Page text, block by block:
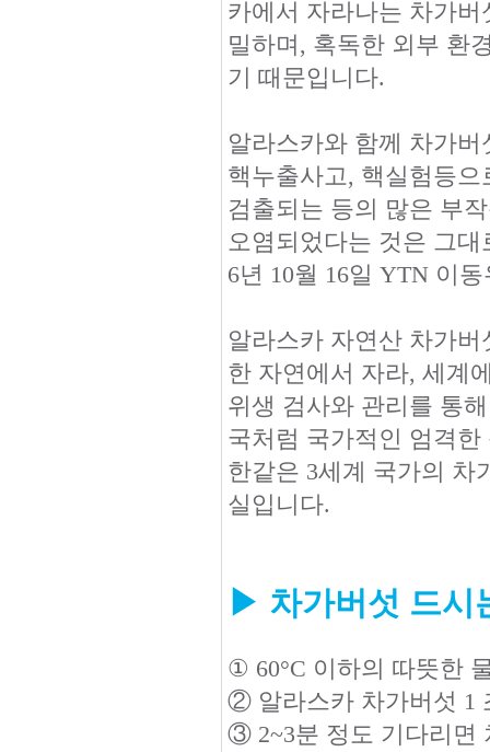
카에서 자라나는 차가
밀하며, 혹독한 외부 환
기 때문입니다.
알라스카와 함께 차가
핵누출사고, 핵실험등
검출되는 등의 많은 부
오염되었다는 것은 그
6년 10월 16일 YTN 이
알라스카 자연산 차가
한 자연에서 자라, 세계
위생 검사와 관리를 통
국처럼 국가적인 엄격
한같은 3세계 국가의 차
실입니다.
▶ 차가버섯 드시
① 60°C 이하의 따뜻한
② 알라스카 차가버섯 1
③ 2~3분 정도 기다리면